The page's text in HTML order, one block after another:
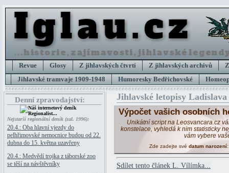
Revue Glosy Z jihlavských čtvrtí Z jihlavských archivů
Jihlavské tramvaje 1909-1948
Humoresky Bedřichovské
Denní zpravodajství:
Nejstarší regionální deník (zal. 1996):
20.4.: Oba hlavní vjezdy do
pelhřimovské nemocnice budou od 22.
dubna do 15. května uzavřeny
20.4.: Medvědí trojka z táborské zoo
se těší na návštěvníky
Jihlavské letopisy
Výpočet vašich osobních
Unikátní script na Leosvancara.cz
konstelace, vyhledá k nim statisticky
vám vybere
Zde zadejte své datum narození
Sdílet tento článek L. Vílímka...